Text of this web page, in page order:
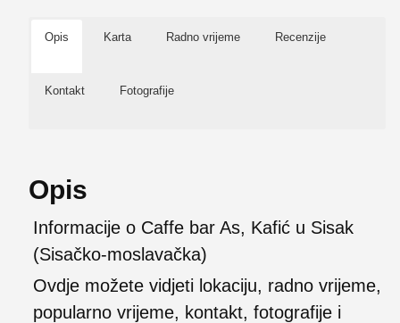
Opis Karta Radno vrijeme Recenzije
Kontakt Fotografije
Opis
Informacije o Caffe bar As, Kafić u Sisak
(Sisačko-moslavačka)
Ovdje možete vidjeti lokaciju, radno vrijeme,
popularno vrijeme, kontakt, fotografije i